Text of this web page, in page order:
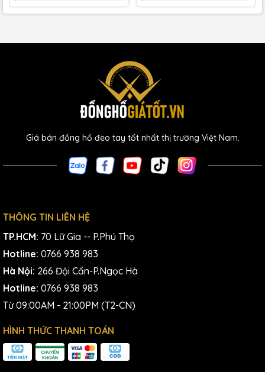
Giá bán đồng hồ đeo tay tốt nhất thị trường Việt Nam.
THÔNG TIN LIÊN HỆ
TP.HCM: 70 Lữ Gia -- P.Phú Thọ
Hotline: 0766 938 983
Hà Nội: 266 Đội Cấn-P.Ngọc Hà
Hotline: 0766 938 983
Từ 09:00AM - 21:00PM (T2-CN)
HÌNH THỨC THANH TOÁN